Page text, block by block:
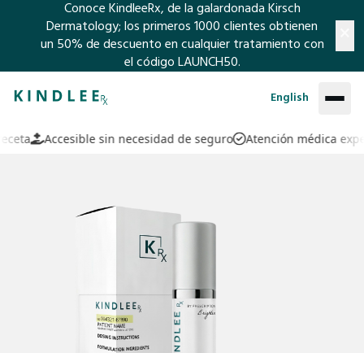
Conoce KindleeRx, de la galardonada Kirsch
Dermatology; los primeros 1000 clientes obtienen
un 50% de descuento en cualquier tratamiento con
el código LAUNCH50.
IR AL CONTENIDO PRINCIPAL
English
ACERCA DE
Contáctenos
Política de Reembolso
TRATAMIENTOS
El Regimen para Eccema
El Regimen para Psoriasis
El Regimen para Unas
INICIAR SESIÓN
REGISTRARSE
Accesible sin necesidad de seguro Atención médica